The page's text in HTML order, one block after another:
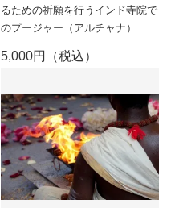
るための祈願を行うインド寺院で
のプージャー（アルチャナ）
5,000円（税込）